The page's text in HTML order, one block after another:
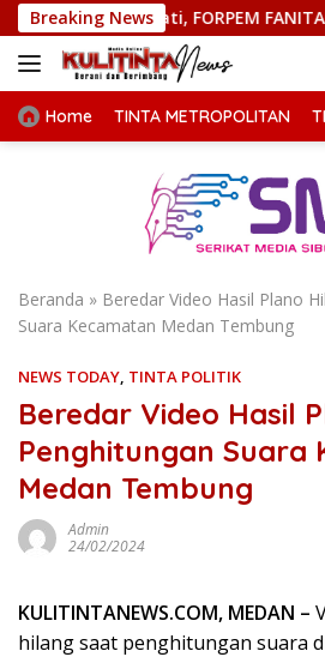
Langsung
ke
konten
Breaking News
FORPEM FANITARA Menduga
Home TINTA METROPOLITAN
Beranda » Beredar Video Hasil Plano
Suara Kecamatan Medan Tembung
NEWS TODAY, TINTA POLITIK
Beredar Video Hasil
Penghitungan Suara
Medan Tembung
Admin
24/02/2024
KULITINTANEWS.COM, MEDAN –
hilang saat penghitungan suara